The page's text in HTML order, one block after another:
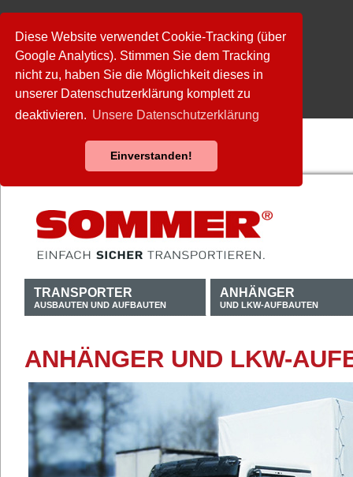
Diese Website verwendet Cookie-Tracking (über
Google Analytics). Stimmen Sie dem Tracking
nicht zu, haben Sie die Möglichkeit dieses in
unserer Datenschutzerklärung komplett zu
deaktivieren. Unsere Datenschutzerklärung
Einverstanden!
TRANSPORTER
AUSBAUTEN UND AUFBAUTEN
ANHÄNGER
UND LKW-AUFBAUTEN
ANHÄNGER UND LKW-